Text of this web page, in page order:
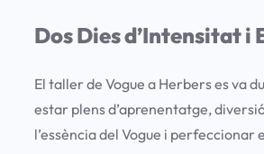
Dos Dies d’Intensitat i
El taller de Vogue a Herbers es va
estar plens d’aprenentatge,
l’essència del Vogue i perfeccionar